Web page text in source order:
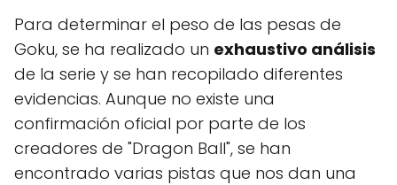
Para determinar el peso de las pesas de
Goku, se ha realizado un exhaustivo análisis
de la serie y se han recopilado diferentes
evidencias. Aunque no existe una
confirmación oficial por parte de los
creadores de "Dragon Ball", se han
encontrado varias pistas que nos dan una